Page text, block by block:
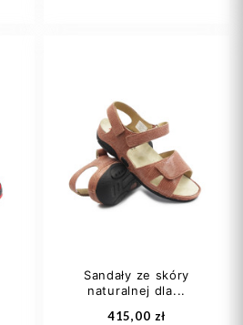
27
29
30
Dodaj do koszyka
Sandały ze skóry
naturalnej dla...
415,00 zł